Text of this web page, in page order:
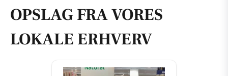
OPSLAG FRA VORES
LOKALE ERHVERV